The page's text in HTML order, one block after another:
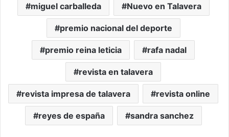
miguel carballeda Nuevo en Talavera
premio nacional del deporte
premio reina leticia rafa nadal
revista en talavera
revista impresa de talavera revista online
reyes de españa sandra sanchez